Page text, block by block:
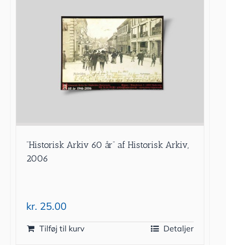
”Historisk Arkiv 60 år” af Historisk Arkiv,
2006
kr. 25.00
Tilføj til kurv Detaljer